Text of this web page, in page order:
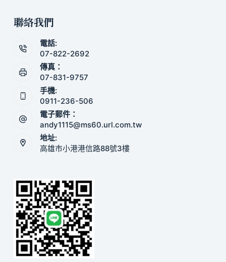
聯絡我們
電話:
07-822-2692
傳真：
07-831-9757
手機:
0911-236-506
電子郵件：
andy1115@ms60.url.com.tw
地址:
高雄市小港港信路88號3樓